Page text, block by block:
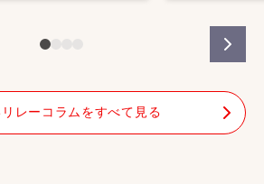
レーコラムをすべて見る